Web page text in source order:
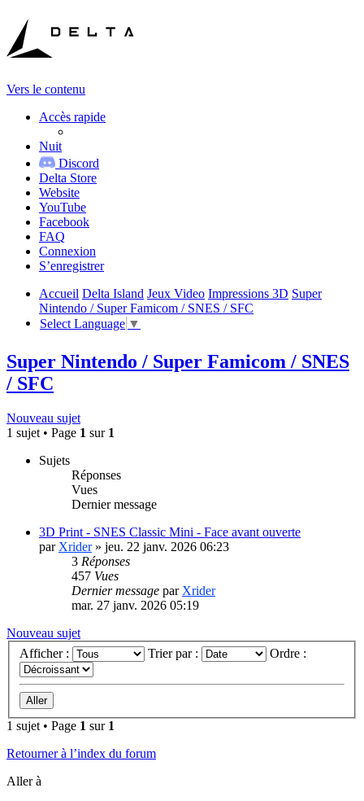
Vers le contenu
Accès rapide
Nuit
Discord
Delta Store
Website
YouTube
Facebook
FAQ
Connexion
S’enregistrer
Accueil Delta Island Jeux Video Impressions 3D Super
Nintendo / Super Famicom / SNES / SFC
Select Language ▼
Super Nintendo / Super Famicom / SNES
/ SFC
Nouveau sujet
1 sujet • Page 1 sur 1
Sujets
Réponses
Vues
Dernier message
3D Print - SNES Classic Mini - Face avant ouverte
par Xrider» jeu. 22 janv. 2026 06:23
3 Réponses
457 Vues
Dernier message par Xrider
mar. 27 janv. 2026 05:19
Nouveau sujet
Afficher :
Trier par : Ordre :
1 sujet • Page 1 sur 1
Retourner à l’index du forum
Aller à